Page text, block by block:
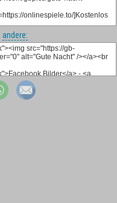
andere: